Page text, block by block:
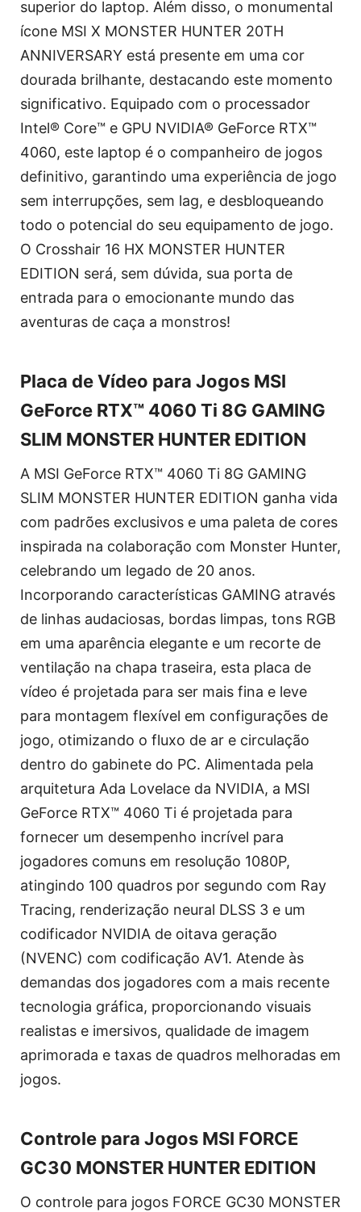
superior do laptop. Além disso, o monumental
ícone MSI X MONSTER HUNTER 20TH
ANNIVERSARY está presente em uma cor
dourada brilhante, destacando este momento
significativo. Equipado com o processador
Intel® Core™ e GPU NVIDIA® GeForce RTX™
4060, este laptop é o companheiro de jogos
definitivo, garantindo uma experiência de jogo
sem interrupções, sem lag, e desbloqueando
todo o potencial do seu equipamento de jogo.
O Crosshair 16 HX MONSTER HUNTER
EDITION será, sem dúvida, sua porta de
entrada para o emocionante mundo das
aventuras de caça a monstros!
Placa de Vídeo para Jogos MSI
GeForce RTX™ 4060 Ti 8G GAMING
SLIM MONSTER HUNTER EDITION
A MSI GeForce RTX™ 4060 Ti 8G GAMING
SLIM MONSTER HUNTER EDITION ganha vida
com padrões exclusivos e uma paleta de cores
inspirada na colaboração com Monster Hunter,
celebrando um legado de 20 anos.
Incorporando características GAMING através
de linhas audaciosas, bordas limpas, tons RGB
em uma aparência elegante e um recorte de
ventilação na chapa traseira, esta placa de
vídeo é projetada para ser mais fina e leve
para montagem flexível em configurações de
jogo, otimizando o fluxo de ar e circulação
dentro do gabinete do PC. Alimentada pela
arquitetura Ada Lovelace da NVIDIA, a MSI
GeForce RTX™ 4060 Ti é projetada para
fornecer um desempenho incrível para
jogadores comuns em resolução 1080P,
atingindo 100 quadros por segundo com Ray
Tracing, renderização neural DLSS 3 e um
codificador NVIDIA de oitava geração
(NVENC) com codificação AV1. Atende às
demandas dos jogadores com a mais recente
tecnologia gráfica, proporcionando visuais
realistas e imersivos, qualidade de imagem
aprimorada e taxas de quadros melhoradas em
jogos.
Controle para Jogos MSI FORCE
GC30 MONSTER HUNTER EDITION
O controle para jogos FORCE GC30 MONSTER